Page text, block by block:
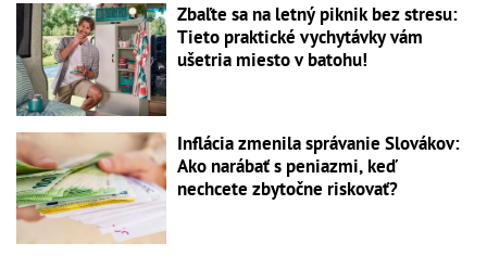
Zbaľte sa na letný piknik bez stresu:
Tieto praktické vychytávky vám
ušetria miesto v batohu!
Inflácia zmenila správanie Slovákov:
Ako narábať s peniazmi, keď
nechcete zbytočne riskovať?